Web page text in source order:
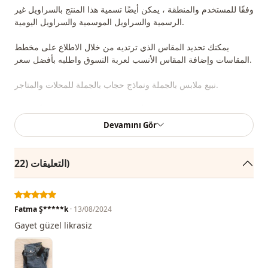
وفقًا للمستخدم والمنطقة ، يمكن أيضًا تسمية هذا المنتج بالسراويل غير
الرسمية والسراويل الموسمية والسراويل اليومية.
يمكنك تحديد المقاس الذي ترتديه من خلال الاطلاع على مخطط
المقاسات وإضافة المقاس الأنسب لعربة التسوق واطلبه بأفضل سعر.
نبيع ملابس بالجملة ونماذج حجاب بالجملة للمحلات والمتاجر.
عضوًا في موقعنا وإرسال معلوماتك إلى خط الواتساب 0545695 05
91 للموافقة عليها.
ملاحظة: قد يكون هناك اختلاف في الدرجة اللونية في لون المنتج
الموسم
قماش
Devamını Gör
التعليقات (22)
Fatma Ş*****k· 13/08/2024
Gayet güzel likrasiz